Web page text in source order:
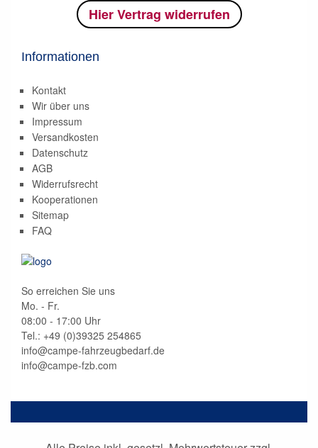
Hier Vertrag widerrufen
Informationen
Kontakt
Wir über uns
Impressum
Versandkosten
Datenschutz
AGB
Widerrufsrecht
Kooperationen
Sitemap
FAQ
So erreichen Sie uns
Mo. - Fr.
08:00 - 17:00 Uhr
Tel.: +49 (0)39325 254865
info@campe-fahrzeugbedarf.de
info@campe-fzb.com